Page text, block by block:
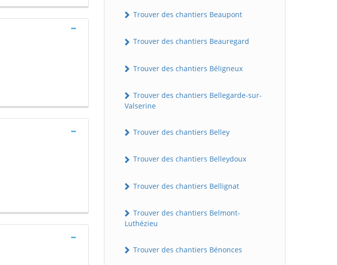
Trouver des chantiers Beaupont
Trouver des chantiers Beauregard
Trouver des chantiers Béligneux
Trouver des chantiers Bellegarde-sur-
Valserine
Trouver des chantiers Belley
Trouver des chantiers Belleydoux
Trouver des chantiers Bellignat
Trouver des chantiers Belmont-
Luthézieu
Trouver des chantiers Bénonces